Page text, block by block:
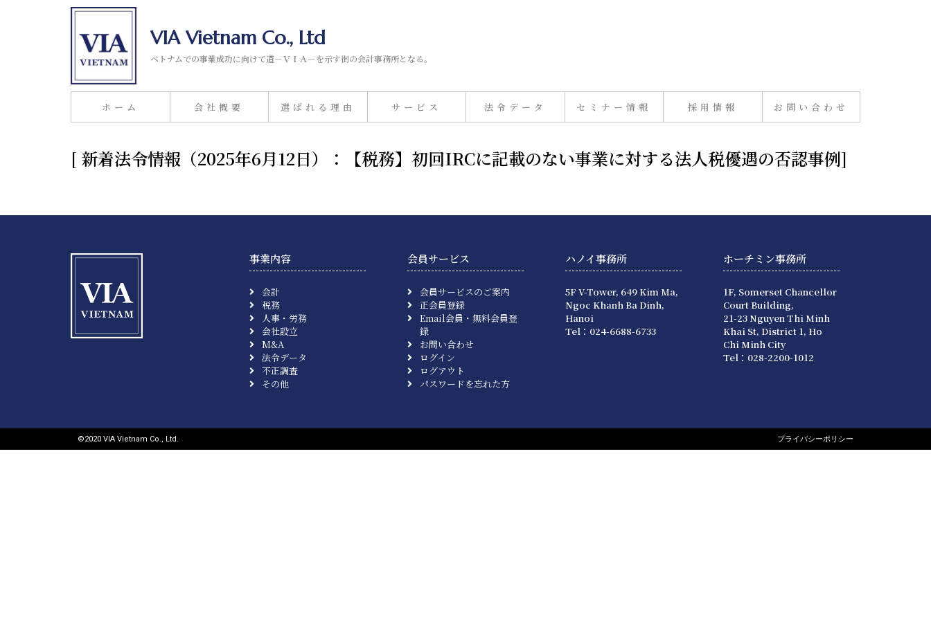
VIA Vietnam Co., Ltd
ベトナムでの事業成功に向けて道－ＶＩＡ－を示す街の会計事務所となる。
ホーム 会社概要 選ばれる理由 サービス 法令データ セミナー情報 採用情報 お問い合わせ
[ 新着法令情報（2025年6月12日）：【税務】初回IRCに記載のない事業に対する法人税優遇の否認事例]
事業内容
会計
税務
人事・労務
会社設立
M&A
法令データ
不正調査
その他
会員サービス
会員サービスのご案内
正会員登録
Email会員・無料会員登
録
お問い合わせ
ログイン
ログアウト
パスワードを忘れた方
ハノイ事務所
5F V-Tower, 649 Kim Ma,
Ngoc Khanh Ba Dinh,
Hanoi
Tel：024-6688-6733
ホーチミン事務所
1F, Somerset Chancellor
Court Building,
21-23 Nguyen Thi Minh
Khai St, District 1, Ho
Chi Minh City
Tel：028-2200-1012
©︎2020 VIA Vietnam Co., Ltd. プライバシーポリシー